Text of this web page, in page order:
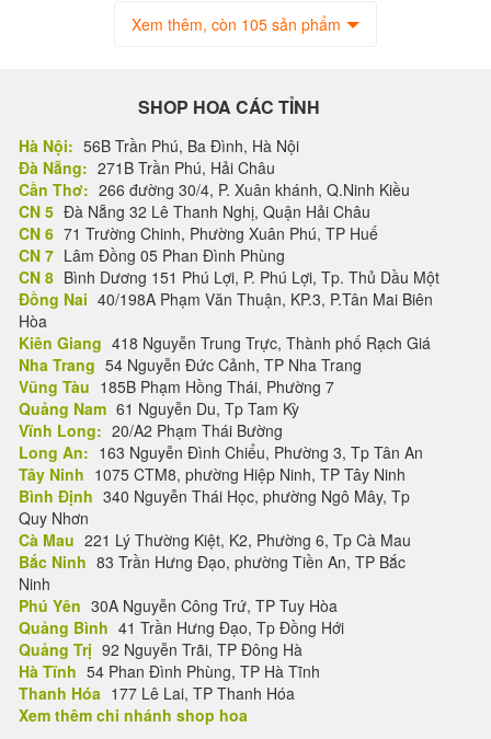
Xem thêm, còn 105 sản phẩm
SHOP HOA CÁC TỈNH
Hà Nội: 56B Trần Phú, Ba Đình, Hà Nội
Đà Nẵng: 271B Trần Phú, Hải Châu
Cần Thơ: 266 đường 30/4, P. Xuân khánh, Q.Ninh Kiều
CN 5 Đà Nẵng 32 Lê Thanh Nghị, Quận Hải Châu
CN 6 71 Trường Chinh, Phường Xuân Phú, TP Huế
CN 7 Lâm Đồng 05 Phan Đình Phùng
CN 8 Bình Dương 151 Phú Lợi, P. Phú Lợi, Tp. Thủ Dầu Một
Đồng Nai 40/198A Phạm Văn Thuận, KP.3, P.Tân Mai Biên
Hòa
Kiên Giang 418 Nguyễn Trung Trực, Thành phố Rạch Giá
Nha Trang 54 Nguyễn Đức Cảnh, TP Nha Trang
Vũng Tàu 185B Phạm Hồng Thái, Phường 7
Quảng Nam 61 Nguyễn Du, Tp Tam Kỳ
Vĩnh Long: 20/A2 Phạm Thái Bường
Long An: 163 Nguyễn Đình Chiểu, Phường 3, Tp Tân An
Tây Ninh 1075 CTM8, phường Hiệp Ninh, TP Tây Ninh
Bình Định 340 Nguyễn Thái Học, phường Ngô Mây, Tp
Quy Nhơn
Cà Mau 221 Lý Thường Kiệt, K2, Phường 6, Tp Cà Mau
Bắc Ninh 83 Trần Hưng Đạo, phường Tiền An, TP Bắc
Ninh
Phú Yên 30A Nguyễn Công Trứ, TP Tuy Hòa
Quảng Bình 41 Trần Hưng Đạo, Tp Đồng Hới
Quảng Trị 92 Nguyễn Trãi, TP Đông Hà
Hà Tĩnh 54 Phan Đình Phùng, TP Hà Tĩnh
Thanh Hóa 177 Lê Lai, TP Thanh Hóa
Xem thêm chi nhánh shop hoa